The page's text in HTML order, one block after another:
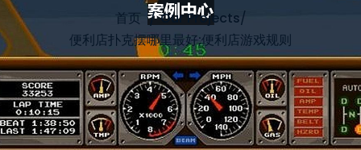
首页 Our Projects/
便利店扑克摆哪里最好;便利店游戏规则